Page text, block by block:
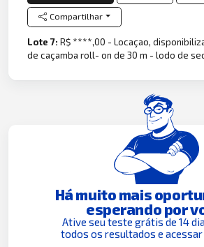
Compartilhar
Lote 7:R$ ****,00 - Locaçao,
de caçamba roll- on de 30 m - lodo de
Há muito mais
esperando por
Ative seu teste grátis de 14
todos os resultados e